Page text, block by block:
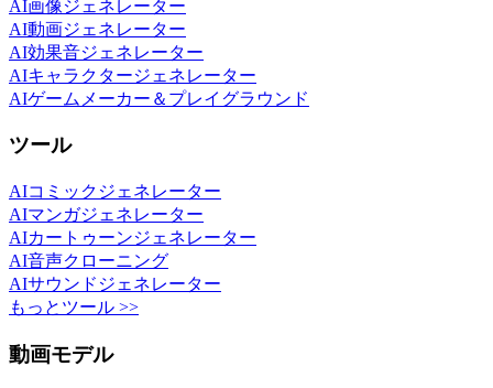
AI画像ジェネレーター
AI動画ジェネレーター
AI効果音ジェネレーター
AIキャラクタージェネレーター
AIゲームメーカー＆プレイグラウンド
ツール
AIコミックジェネレーター
AIマンガジェネレーター
AIカートゥーンジェネレーター
AI音声クローニング
AIサウンドジェネレーター
もっとツール >>
動画モデル